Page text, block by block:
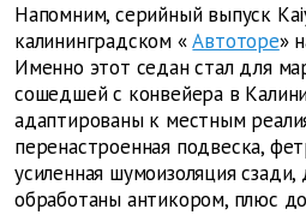
Напомним, серийный выпуск
калининградском « Автоторе»
Именно этот седан стал для
сошедшей с конвейера в
адаптированы к местным
перенастроенная подвеска,
усиленная шумоизоляция
обработаны антикором, плюс